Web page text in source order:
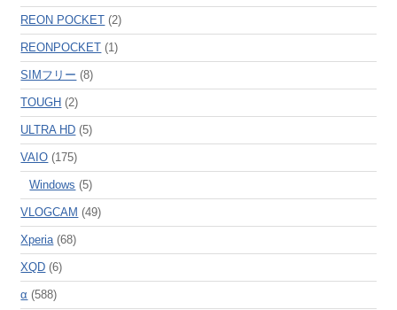
REON POCKET (2)
REONPOCKET (1)
SIMフリー (8)
TOUGH (2)
ULTRA HD (5)
VAIO (175)
Windows (5)
VLOGCAM (49)
Xperia(68)
XQD (6)
α (588)